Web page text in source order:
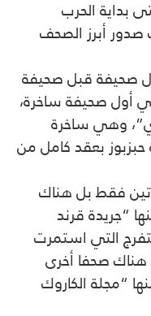
حتى بداية الحرب
حيث شهدت صدور أبرز الصحف
صحيفة قبل صحيفة
أول صحيفة ساخرة،
وهي ساخرة
بعقد كامل من
فقط بل هناك
“جريدة قرند
التي استمرت
كما أن هناك صحفا أخرى
“مجلة الكاروك